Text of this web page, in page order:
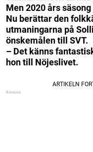
Men 2020 års
Nu berättar den
utmaningarna på
önskemålen till SVT.
– Det känns
hon till Nöjeslivet.